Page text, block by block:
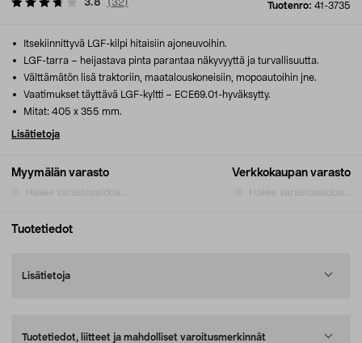
Tuotenro: 41-3735
3.8 (32)
Myymälän varasto
Hakee varastosaldoa...
Verkkokaupan varasto
Hakee varastosaldoa...
Itsekiinnittyvä LGF-kilpi hitaisiin ajoneuvoihin.
LGF-tarra – heijastava pinta parantaa näkyvyyttä ja turvallisuutta.
Välttämätön lisä traktoriin, maatalouskoneisiin, mopoautoihin jne.
Vaatimukset täyttävä LGF-kyltti – ECE69.01-hyväksytty.
Mitat: 405 x 355 mm.
Lisätietoja
Tuotetiedot
Lisätietoja
Tuotetiedot, liitteet ja mahdolliset varoitusmerkinnät